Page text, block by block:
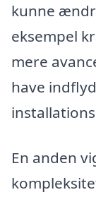
kunne
eksempel
mere
have
En anden